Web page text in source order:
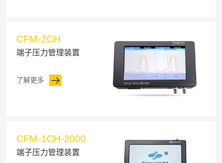
CFM-2CH
端子压力管理装置
了解更多
CFM-1CH-2000
端子压力管理装置